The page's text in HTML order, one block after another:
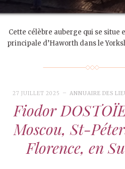
Cette célèbre auberge qui se situe
principale d’Haworth dans le
27 JUILLET 2025 ANNUAIRE DES
Fiodor
Moscou, St-
Florence, en